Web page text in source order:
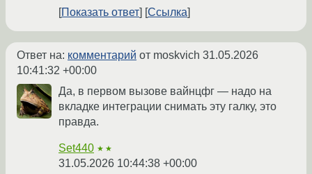
Показать ответ
Ссылка
Ответ на: комментарий от moskvich 31.05.2026
10:41:32 +00:00
Да, в первом вызове вайнцфг — надо на
вкладке интеграции снимать эту галку, это
правда.
Set440 ★★
31.05.2026 10:44:38 +00:00